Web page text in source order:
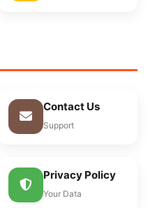
Contact Us
Support
Privacy Policy
Your Data